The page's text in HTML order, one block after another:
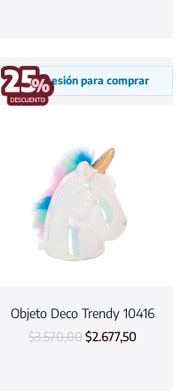
Inicia sesión para comprar
Objeto Deco Trendy 10416
$3.570,00$2.677,50